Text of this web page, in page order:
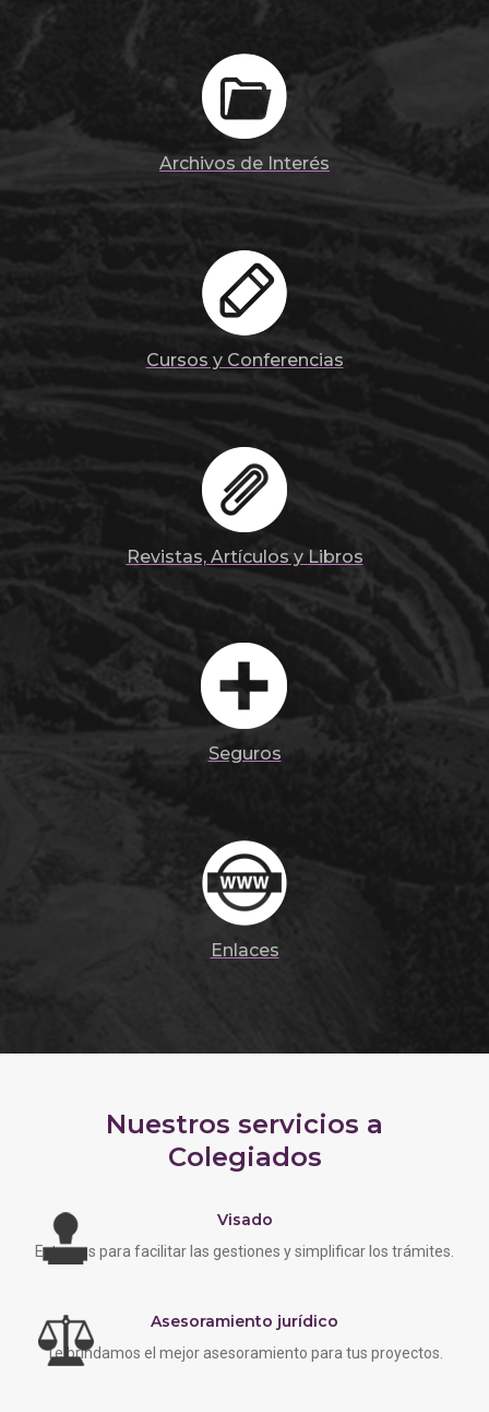
Archivos de Interés
Cursos y Conferencias
Revistas, Artículos y Libros
Seguros
Enlaces
Nuestros servicios a
Colegiados
Visado
Estamos para facilitar las gestiones y simplificar los trámites.
Asesoramiento jurídico
Te brindamos el mejor asesoramiento para tus proyectos.